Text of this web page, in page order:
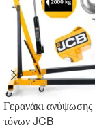
Γερανάκι ανύψωσης
τόνων JCB